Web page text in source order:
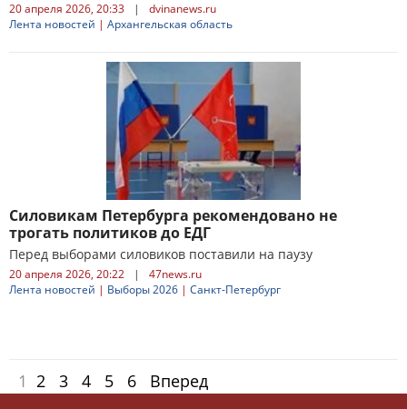
20 апреля 2026, 20:33 |
dvinanews.ru
Лента новостей | Архангельская область
Силовикам Петербурга рекомендовано не
трогать политиков до ЕДГ
Перед выборами силовиков поставили на паузу
20 апреля 2026, 20:22 |
47news.ru
Лента новостей | Выборы 2026 | Санкт-Петербург
1 2 3 4 5 6 Вперед